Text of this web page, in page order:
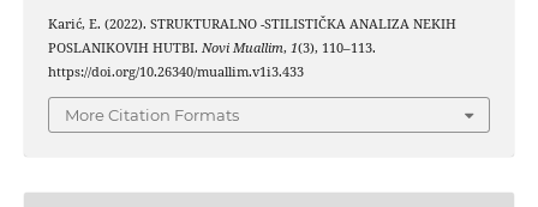
Karić, E. (2022). STRUKTURALNO -STILISTIČKA ANALIZA NEKIH
POSLANIKOVIH HUTBI. Novi Muallim, 1(3), 110–113.
https://doi.org/10.26340/muallim.v1i3.433
More Citation Formats